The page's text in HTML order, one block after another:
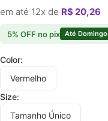
em até 12x de R$ 20,26
5% OFF no pix Até Domingo
Color:
Vermelho
Size:
Tamanho Único